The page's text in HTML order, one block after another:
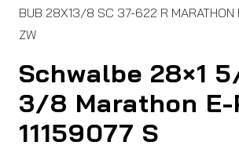
BUB 28X13/8 SC 37-622 R MARATHON
ZW
Schwalbe 28×1
3/8 Marathon E-
11159077 S